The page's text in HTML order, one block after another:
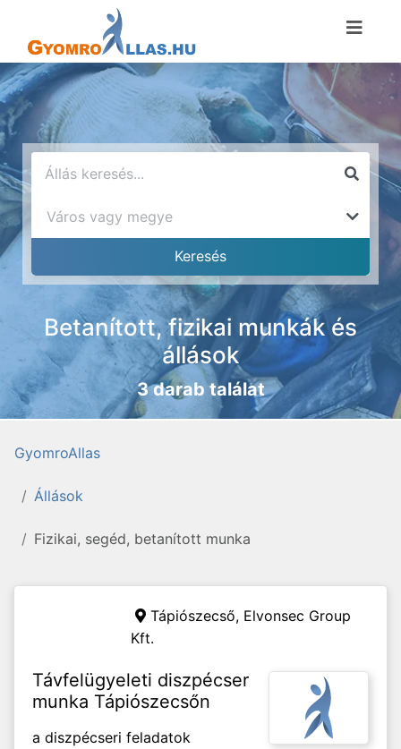
Betanított, fizikai munkák és
állások
3 darab találat
GyomroAllas
Állások
Fizikai, segéd, betanított munka
Tápiószecső, Elvonsec Group
Kft.
Távfelügyeleti diszpécser
munka Tápiószecsőn
a diszpécseri feladatok